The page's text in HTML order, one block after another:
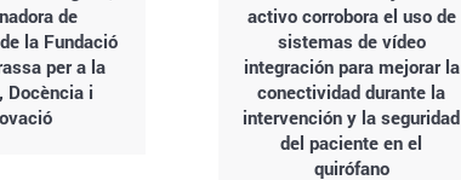
de
la Fundació
per a la
Docència i
activo corrobora el uso de
sistemas de vídeo
integración para mejorar la
conectividad durante la
intervención y la seguridad
del paciente en el
quirófano